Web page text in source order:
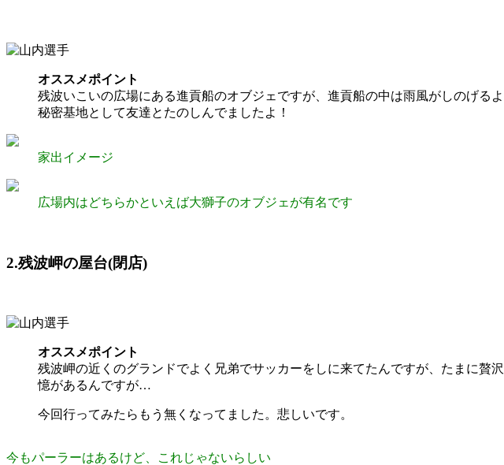
オススメポイント
残波いこいの広場にある進貢船のオブジェですが、進貢船の中は雨風がしのげる
秘密基地として友達とたのしんでましたよ！
家出イメージ
広場内はどちらかといえば大獅子のオブジェが有名です
2.残波岬の屋台(閉店)
オススメポイント
残波岬の近くのグランドでよく兄弟でサッカーをしに来てたんですが、たまに
憶があるんですが…
今回行ってみたらもう無くなってました。悲しいです。
今もパーラーはあるけど、これじゃないらしい